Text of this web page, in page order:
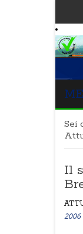
Sei
Il
2006